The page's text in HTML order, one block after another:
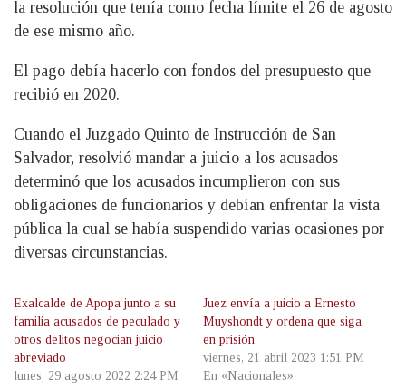
la resolución que tenía como fecha límite el 26 de agosto
de ese mismo año.
El pago debía hacerlo con fondos del presupuesto que
recibió en 2020.
Cuando el Juzgado Quinto de Instrucción de San
Salvador, resolvió mandar a juicio a los acusados
determinó que los acusados incumplieron con sus
obligaciones de funcionarios y debían enfrentar la vista
pública la cual se había suspendido varias ocasiones por
diversas circunstancias.
Exalcalde de Apopa junto a su
familia acusados de peculado y
otros delitos negocian juicio
abreviado
lunes, 29 agosto 2022 2:24 PM
Juez envía a juicio a Ernesto
Muyshondt y ordena que siga
en prisión
viernes, 21 abril 2023 1:51 PM
En «Nacionales»